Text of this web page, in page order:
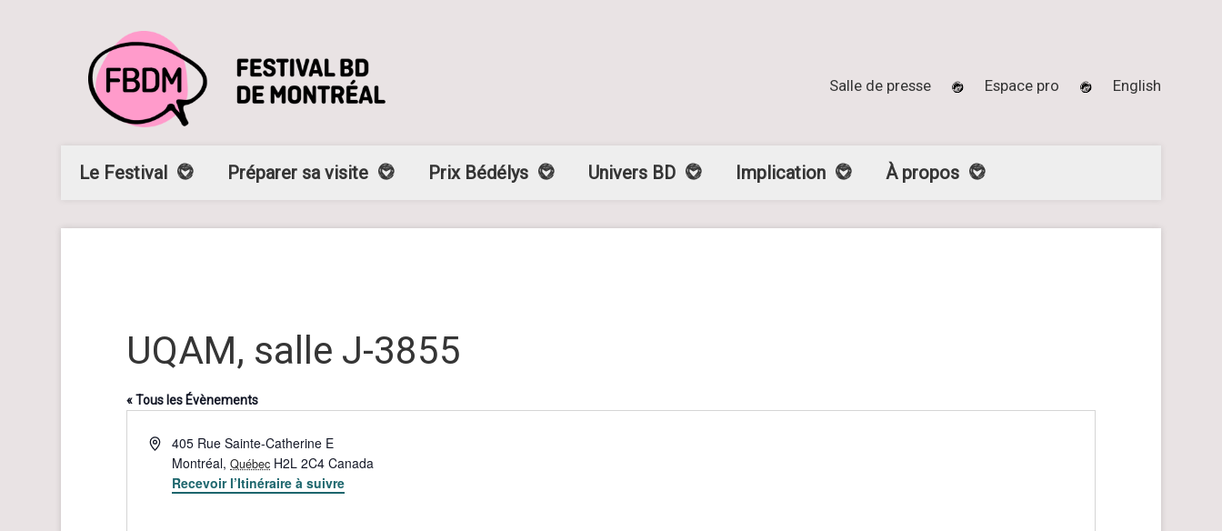
Salle de presse Espace pro English
Le Festival Préparer sa visite Prix Bédélys Univers BD Implication À propos
UQAM, salle J-3855
« Tous les Évènements
Adresse405 Rue Sainte-Catherine E
Montréal, Québec H2L 2C4 Canada
Recevoir l’Itinéraire à suivre